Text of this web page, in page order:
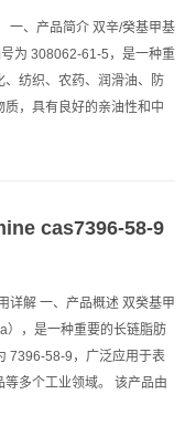
一、产品简介 双辛/癸基甲基
为 308062-61-5，是一种重
纺织、农药、润滑油、防
，具有良好的亲油性和中
cas7396-58-9
详解 一、产品概述 双癸基甲
），是一种重要的长链脂肪
7396-58-9，广泛应用于表
多个工业领域。 该产品由